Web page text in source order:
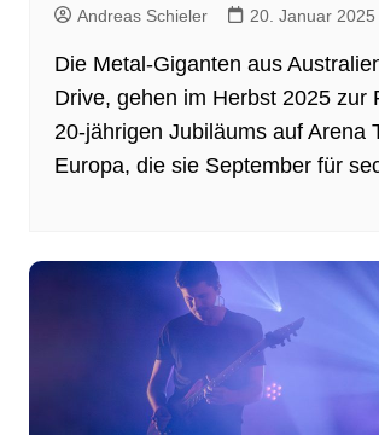
Andreas Schieler 20. Januar 2025
Die Metal-Giganten aus
Drive, gehen im Herbst 2025 zur
20-jährigen Jubiläums auf Arena
Europa, die sie September für